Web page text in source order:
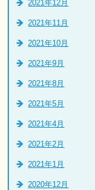
2021年12月
2021年11月
2021年10月
2021年9月
2021年8月
2021年5月
2021年4月
2021年2月
2021年1月
2020年12月